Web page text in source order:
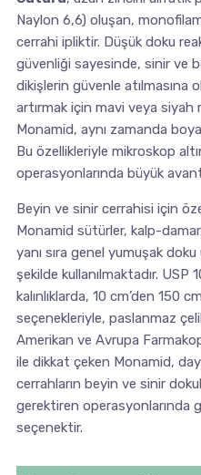
Naylon 6,6) oluşan,
cerrahi ipliktir. Düşük doku
güvenliği sayesinde, sinir ve
dikişlerin güvenle atılmasına
artırmak için mavi veya siyah
Monamid, aynı zamanda
Bu özellikleriyle mikroskop
operasyonlarında büyük
Beyin ve sinir cerrahisi için
Monamid sütürler, kalp-
yanı sıra genel yumuşak
şekilde kullanılmaktadır. USP
kalınlıklarda, 10 cm’den 150
seçenekleriyle, paslanmaz
Amerikan ve Avrupa
ile dikkat çeken Monamid,
cerrahların beyin ve sinir
gerektiren operasyonlarında
seçenektir.